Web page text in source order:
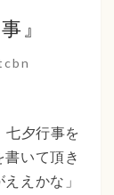
』
夕行事を
いて頂き
えかな」